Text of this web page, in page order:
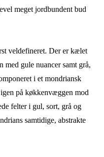
meget jordbundent bud
veldefineret. Der er kælet
med gule nuancer samt grå,
i et mondriansk
på køkkenvæggen mod
felter i gul, sort, grå og
samtidige, abstrakte